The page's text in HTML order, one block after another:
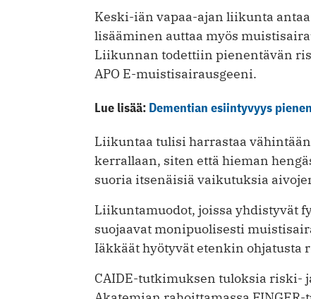
Keski-iän vapaa-ajan liikunta
lisääminen auttaa myös
Liikunnan todettiin pienentävän
APO E-muistisairausgeeni.
Lue lisää: Dementian esiintyvyys
Liikuntaa tulisi harrastaa
kerrallaan, siten että hieman
suoria itsenäisiä vaikutuksia
Liikuntamuodot, joissa yhdistyvät
suojaavat monipuolisesti
Iäkkäät hyötyvät etenkin ohjatusta
CAIDE-tutkimuksen tuloksia riski-